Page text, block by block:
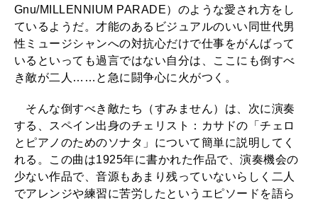
Gnu/MILLENNIUM PARADE）のような愛され方をし
ているようだ。才能のあるビジュアルのいい同世代男
性ミュージシャンへの対抗心だけで仕事をがんばって
いるといっても過言ではない自分は、ここにも倒すべ
き敵が二人……と急に闘争心に火がつく。
そんな倒すべき敵たち（すみません）は、次に演奏
する、スペイン出身のチェリスト：カサドの「チェロ
とピアノのためのソナタ」について簡単に説明してく
れる。この曲は1925年に書かれた作品で、演奏機会の
少ない作品で、音源もあまり残っていないらしく二人
でアレンジや練習に苦労したというエピソードを語ら